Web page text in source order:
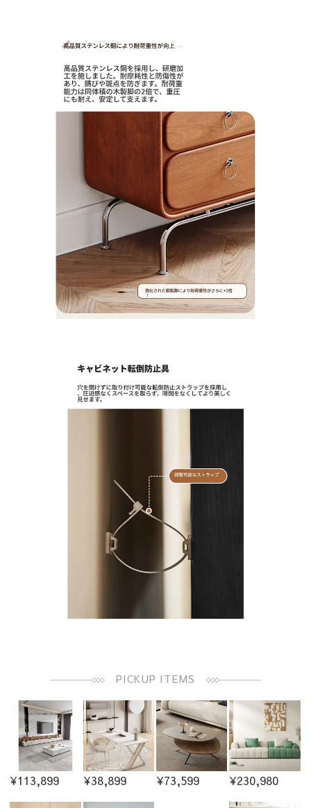
PICKUP ITEMS
¥113,899 ¥38,899 ¥73,599 ¥230,980